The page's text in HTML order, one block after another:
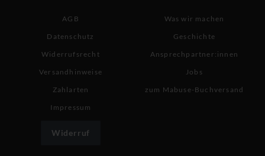
AGB
Datenschutz
Widerrufsrecht
Versandhinweise
Zahlarten
Impressum
Widerruf
Was wir machen
Geschichte
Ansprechpartner:innen
Jobs
zum Mabuse-Buchversand